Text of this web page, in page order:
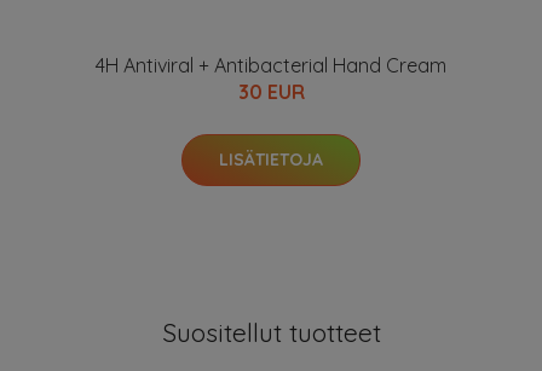
4H Antiviral + Antibacterial Hand Cream
30 EUR
LISÄTIETOJA
Suositellut tuotteet